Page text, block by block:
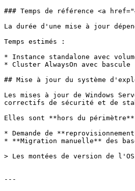
### Temps de référence <a
La durée d'une mise à jour
Temps estimés :
* Instance standalone avec
* Cluster AlwaysOn avec
## Mise à jour du système
Les mises à jour de Windows
correctifs de sécurité et de
Elles sont **hors du
* Demande de
* **Migration manuelle** des
> Les montées de version de
---